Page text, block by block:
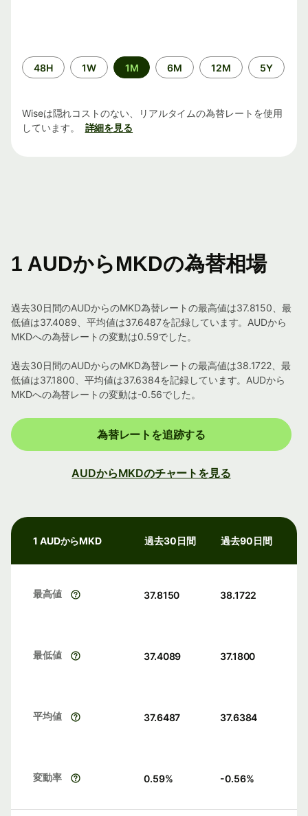
期
間
48H 1W 1M 6M 12M 5Y
Wiseは隠れコストのない、リアルタイムの為替レートを使用
しています。
詳細を見る
1 AUDからMKDの為替相場
過去30日間のAUDからのMKD為替レートの最高値は37.8150、最
低値は37.4089、平均値は37.6487を記録しています。AUDから
MKDへの為替レートの変動は0.59でした。
過去30日間のAUDからのMKD為替レートの最高値は38.1722、最
低値は37.1800、平均値は37.6384を記録しています。AUDから
MKDへの為替レートの変動は-0.56でした。
為替レートを追跡する
AUDからMKDのチャートを見る
1 AUDからMKD 過去30日間 過去90日間
最高値 37.8150 38.1722
最低値 37.4089 37.1800
平均値 37.6487 37.6384
変動率 0.59% -0.56%